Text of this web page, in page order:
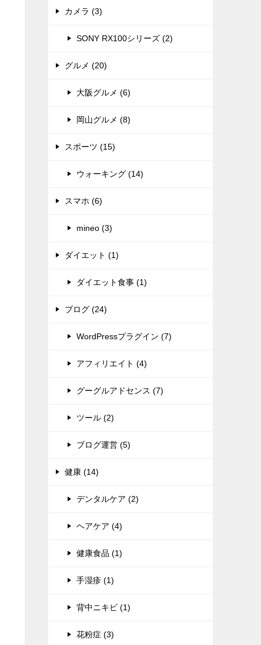
カメラ (3)
SONY RX100シリーズ (2)
グルメ (20)
大阪グルメ (6)
岡山グルメ (8)
スポーツ (15)
ウォーキング (14)
スマホ (6)
mineo (3)
ダイエット (1)
ダイエット食事 (1)
ブログ (24)
WordPressプラグイン (7)
アフィリエイト (4)
グーグルアドセンス (7)
ツール (2)
ブログ運営 (5)
健康 (14)
デンタルケア (2)
ヘアケア (4)
健康食品 (1)
手湿疹 (1)
背中ニキビ (1)
花粉症 (3)